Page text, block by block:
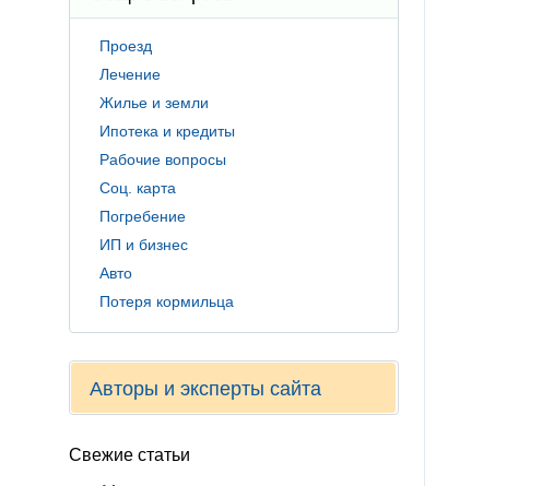
Проезд
Лечение
Жилье и земли
Ипотека и кредиты
Рабочие вопросы
Соц. карта
Погребение
ИП и бизнес
Авто
Потеря кормильца
Авторы и эксперты сайта
Свежие статьи